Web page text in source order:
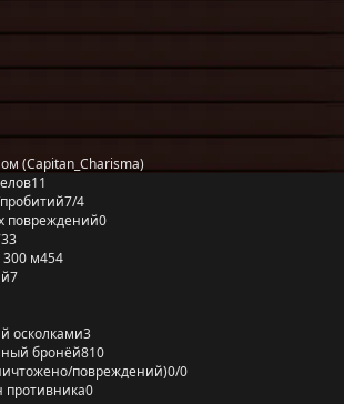
(Capitan_Charisma)
11
7/4
повреждений0
м454
7
осколками3
бронёй810
повреждений)0/0
0